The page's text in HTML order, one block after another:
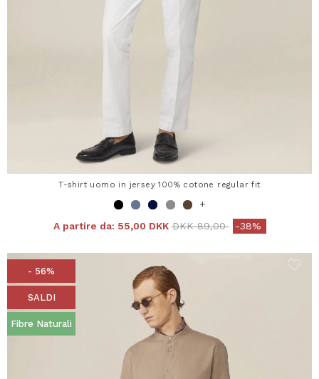
T-shirt uomo in jersey 100% cotone regular fit
+
A partire da: 55,00 DKK Price reduced from
DKK 89,00to-38%
- 56%
SALDI
Fibre Naturali